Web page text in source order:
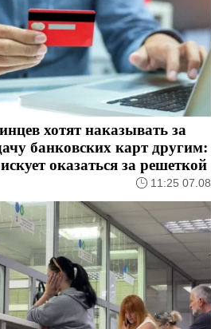
хотят наказывать за
банковских карт другим:
оказаться за решеткой
11:25 07.08